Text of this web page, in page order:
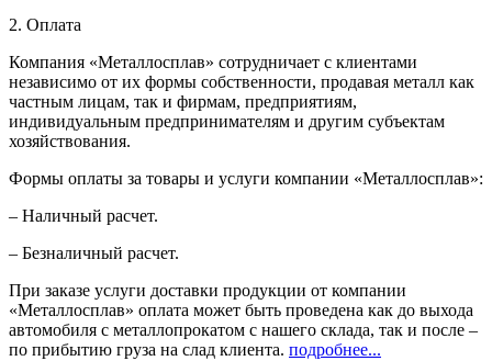
2. Оплата
Компания «Металлосплав» сотрудничает с клиентами
независимо от их формы собственности, продавая металл как
частным лицам, так и фирмам, предприятиям,
индивидуальным предпринимателям и другим субъектам
хозяйствования.
Формы оплаты за товары и услуги компании «Металлосплав»:
– Наличный расчет.
– Безналичный расчет.
При заказе услуги доставки продукции от компании
«Металлосплав» оплата может быть проведена как до выхода
автомобиля с металлопрокатом с нашего склада, так и после –
по прибытию груза на слад клиента. подробнее...